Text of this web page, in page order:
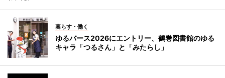
暮らす・働く
ゆるバース2026にエントリー、鶴巻図書館のゆる
キャラ「つるさん」と「みたらし」